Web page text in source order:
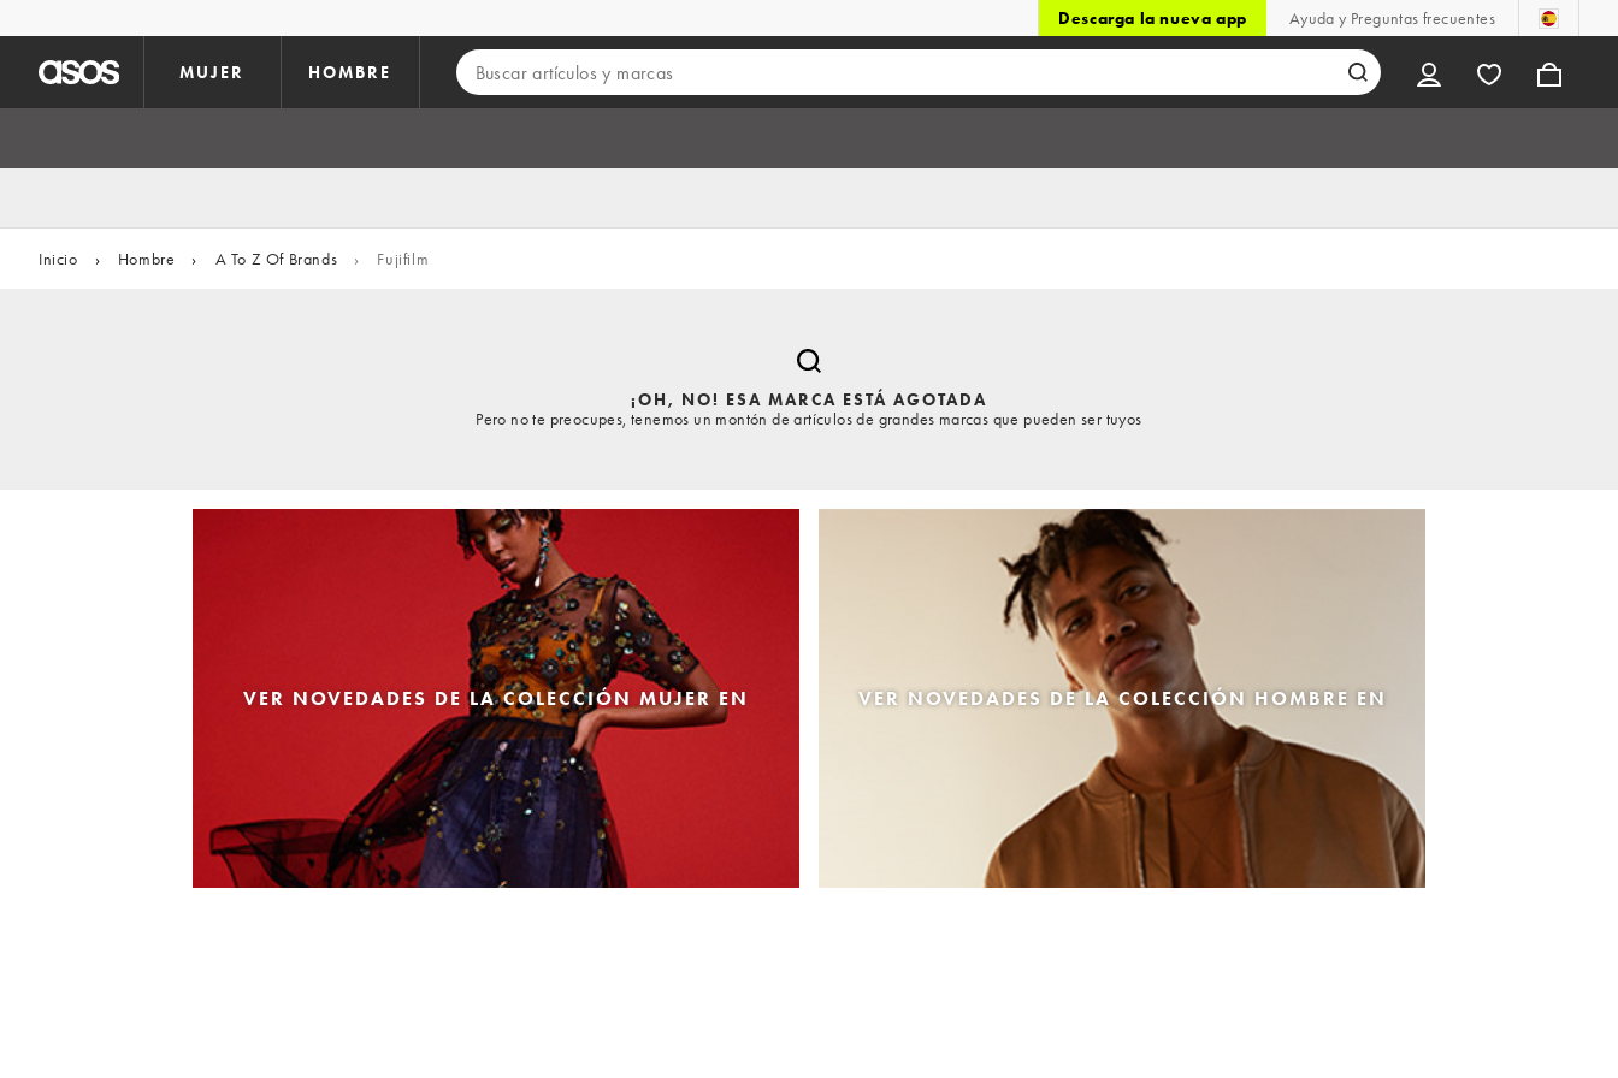
Descarga la nueva app Ayuda y Preguntas frecuentes
MUJER HOMBRE
Inicio › Hombre › A To Z Of Brands › Fujifilm
¡OH, NO! ESA MARCA ESTÁ AGOTADA
Pero no te preocupes, tenemos un montón de artículos de grandes marcas que pueden ser tuyos
VER NOVEDADES DE LA COLECCIÓN MUJER EN VER NOVEDADES DE LA COLECCIÓN HOMBRE EN